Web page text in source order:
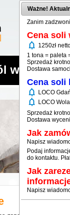
Ważne!
Zanim
Cena soli
notifications 1250zł
1 tona = paleta
Sprzedaż
Dostawa
Cena soli
notifications LOCO
notifications LOCO
Sprzedaż
Dostawa
Jak
Napisz
Podaj
do kontaktu.
Jak
Napisz